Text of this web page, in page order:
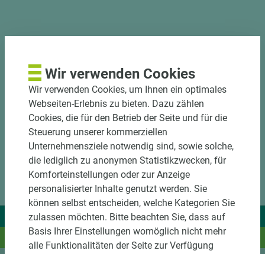
DOWNLOADS
Wir liefern Ideen.
Und das passende Holz dazu.
Wir verwenden Cookies
Wir verwenden Cookies, um Ihnen ein optimales
Webseiten-Erlebnis zu bieten. Dazu zählen
Cookies, die für den Betrieb der Seite und für die
Steuerung unserer kommerziellen
Unternehmensziele notwendig sind, sowie solche,
die lediglich zu anonymen Statistikzwecken, für
Komforteinstellungen oder zur Anzeige
personalisierter Inhalte genutzt werden. Sie
können selbst entscheiden, welche Kategorien Sie
zulassen möchten. Bitte beachten Sie, dass auf
Basis Ihrer Einstellungen womöglich nicht mehr
alle Funktionalitäten der Seite zur Verfügung